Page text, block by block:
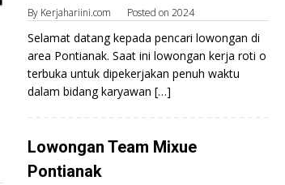
By Kerjahariini.com Posted on 2024
Selamat datang kepada pencari lowongan di
area Pontianak. Saat ini lowongan kerja roti o
terbuka untuk dipekerjakan penuh waktu
dalam bidang karyawan […]
Lowongan Team Mixue
Pontianak